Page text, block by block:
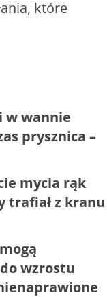
które
w wannie
prysznica –
mycia rąk
trafiał z kranu
wzrostu